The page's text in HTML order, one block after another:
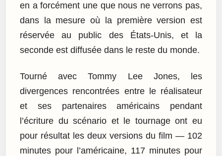
en a forcément une que nous ne verrons pas,
dans la mesure où la première version est
réservée au public des États-Unis, et la
seconde est diffusée dans le reste du monde.
Tourné avec Tommy Lee Jones, les
divergences rencontrées entre le réalisateur
et ses partenaires américains pendant
l’écriture du scénario et le tournage ont eu
pour résultat les deux versions du film — 102
minutes pour l’américaine, 117 minutes pour